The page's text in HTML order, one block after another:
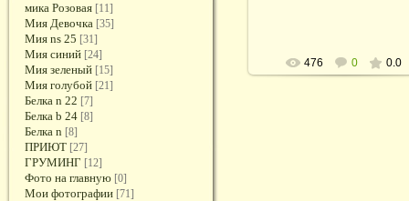
мика Розовая [11]
Мия Девочка [35]
Мия ns 25 [31]
Мия синий [24]
Мия зеленый [15]
Мия голубой [21]
Белка n 22 [7]
Белка b 24 [8]
Белка n [8]
ПРИЮТ [27]
ГРУМИНГ [12]
Фото на главную [0]
Мои фотографии [71]
476 0 0.0